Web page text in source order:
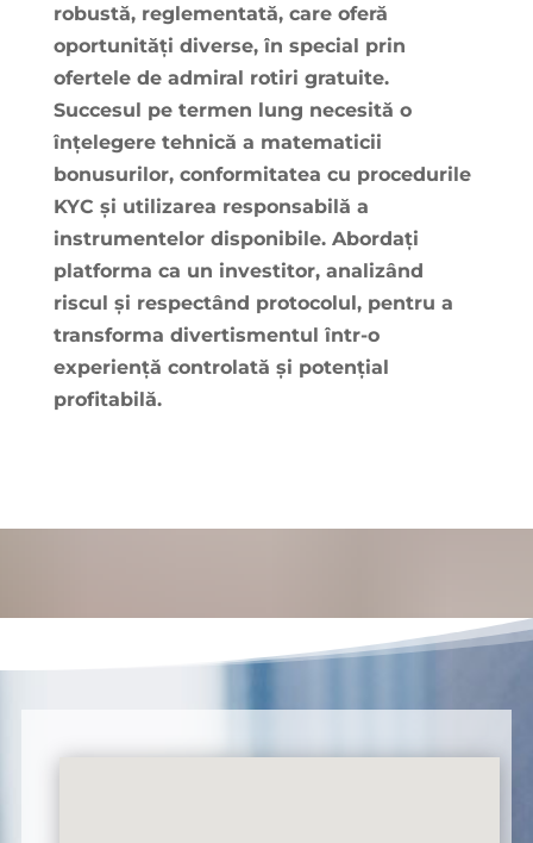
robustă, reglementată, care oferă
oportunități diverse, în special prin
ofertele de admiral rotiri gratuite.
Succesul pe termen lung necesită o
înțelegere tehnică a matematicii
bonusurilor, conformitatea cu procedurile
KYC și utilizarea responsabilă a
instrumentelor disponibile. Abordați
platforma ca un investitor, analizând
riscul și respectând protocolul, pentru a
transforma divertismentul într-o
experiență controlată și potențial
profitabilă.